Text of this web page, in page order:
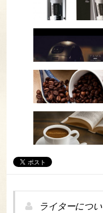
ライターにつ